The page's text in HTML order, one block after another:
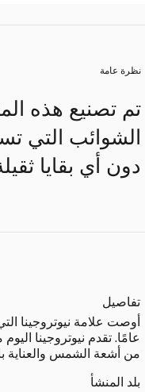
نظرة عامة
تم تصنيع هذه
الشوائب التي
دون أي بقايا
تفاصيل
من أشعة الشمس والعناية
بلد المنشأ